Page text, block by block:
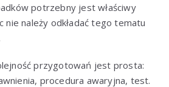
potrzebny jest właściwy
nie należy odkładać tego tematu
przygotowań jest prosta:
procedura awaryjna, test.